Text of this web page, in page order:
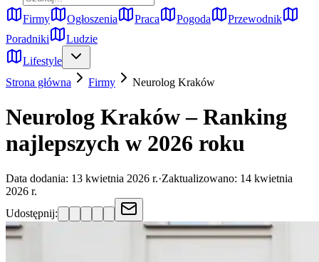
Firmy Ogłoszenia Praca Pogoda
Przewodnik
Poradniki
Ludzie
Lifestyle
Strona główna
Firmy Neurolog Kraków
Neurolog Kraków – Ranking
najlepszych w 2026 roku
Data dodania: 13 kwietnia 2026 r.·Zaktualizowano: 14 kwietnia
2026 r.
Udostępnij: